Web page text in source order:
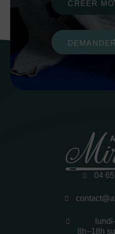
CRÉER
04
8h–18h